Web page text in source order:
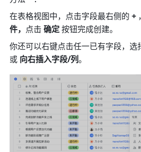
在表格视图中，点击字段最右侧的 +
件， 点击 确定 按钮完成创建。
你还可以右键点击任一已有字段，选
或 向右插入字段/列。